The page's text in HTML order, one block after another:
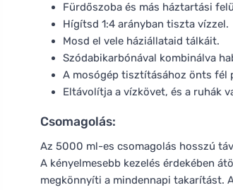
Fürdőszoba és más háztartási
Hígítsd 1:4 arányban tiszta vízzel.
Mosd el vele háziállataid tálkáit.
Szódabikarbónával kombinálva
A mosógép tisztításához önts fél
Eltávolítja a vízkövet, és a ruhák
Csomagolás:
Az 5000 ml-es csomagolás hosszú
A kényelmesebb kezelés érdekében
megkönnyíti a mindennapi takarítást.